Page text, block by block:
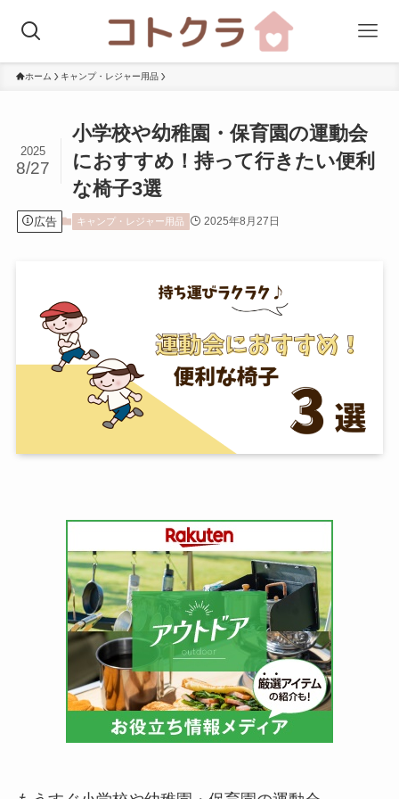
ホーム キャンプ・レジャー用品
小学校や幼稚園・保育園の運動会
におすすめ！持って行きたい便利
な椅子3選
2025
8/27
広告 キャンプ・レジャー用品 2025年8月27日